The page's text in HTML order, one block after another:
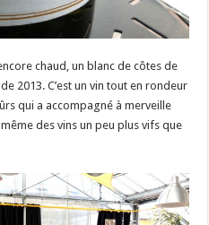
chaud, un blanc de côtes de
2013. C’est un vin tout en rondeur
qui a accompagné à merveille
des vins un peu plus vifs que